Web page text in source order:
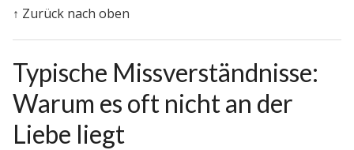
↑ Zurück nach oben
Typische Missverständnisse:
Warum es oft nicht an der
Liebe liegt